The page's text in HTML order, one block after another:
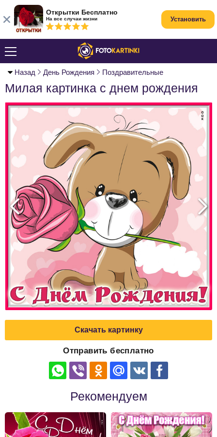
Назад День Рождения Поздравительные
Милая картинка с днем рождения
Скачать картинку
Отправить бесплатно
Рекомендуем
Открытки Бесплатно
На все случаи жизни Установить